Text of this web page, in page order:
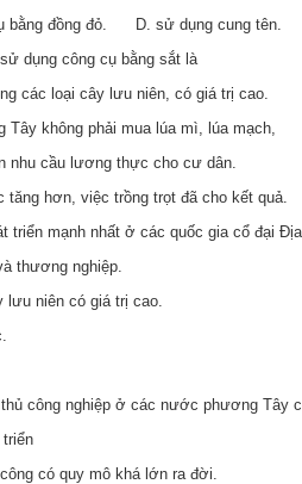
bằng đồng đỏ. D. sử dụng cung tên.
dụng công cụ bằng sắt là
các loại cây lưu niên, có giá trị cao.
không phải mua lúa mì, lúa mạch,
nhu cầu lương thực cho cư dân.
tăng hơn, việc trồng trọt đã cho kết quả.
triển mạnh nhất ở các quốc gia cổ đại
thương nghiệp.
lưu niên có giá trị cao.
công nghiệp ở các nước phương Tây
triển
có quy mô khá lớn ra đời.